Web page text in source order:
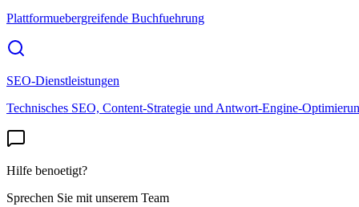
Plattformuebergreifende Buchfuehrung
SEO-Dienstleistungen
Technisches SEO, Content-Strategie und Antwort-Engine-
Hilfe benoetigt?
Sprechen Sie mit unserem Team